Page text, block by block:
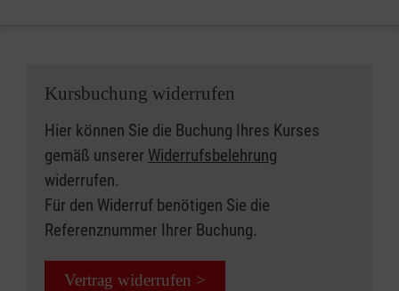
Kursbuchung widerrufen
Hier können Sie die Buchung Ihres Kurses
gemäß unserer Widerrufsbelehrung
widerrufen.
Für den Widerruf benötigen Sie die
Referenznummer Ihrer Buchung.
Vertrag widerrufen >